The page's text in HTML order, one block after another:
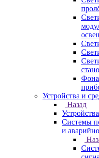
Устройства и
Назад
Системы
и